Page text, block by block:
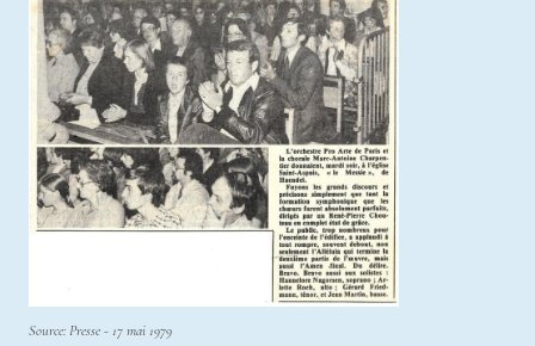
Source: Presse - 17 mai 1979